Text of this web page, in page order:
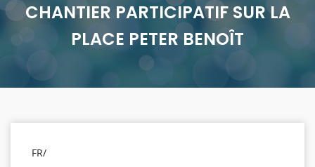
CHANTIER PARTICIPATIF SUR LA
PLACE PETER BENOÎT
FR/